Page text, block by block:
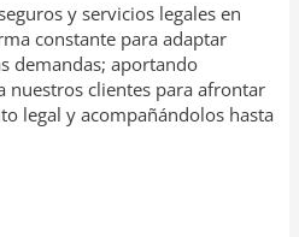
y servicios legales en
constante para adaptar
demandas; aportando
nuestros clientes para afrontar
legal y acompañándolos hasta